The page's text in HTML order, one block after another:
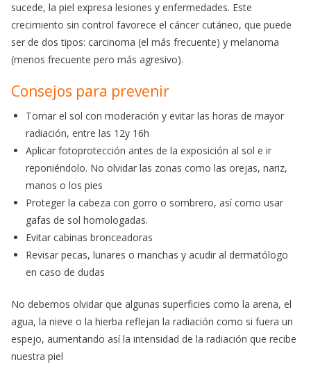
sucede, la piel expresa lesiones y enfermedades. Este
crecimiento sin control favorece el cáncer cutáneo, que puede
ser de dos tipos: carcinoma (el más frecuente) y melanoma
(menos frecuente pero más agresivo).
Consejos para prevenir
Tomar el sol con moderación y evitar las horas de mayor
radiación, entre las 12y 16h
Aplicar fotoprotección antes de la exposición al sol e ir
reponiéndolo. No olvidar las zonas como las orejas, nariz,
manos o los pies
Proteger la cabeza con gorro o sombrero, así como usar
gafas de sol homologadas.
Evitar cabinas bronceadoras
Revisar pecas, lunares o manchas y acudir al dermatólogo
en caso de dudas
No debemos olvidar que algunas superficies como la arena, el
agua, la nieve o la hierba reflejan la radiación como si fuera un
espejo, aumentando así la intensidad de la radiación que recibe
nuestra piel